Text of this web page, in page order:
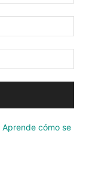
Aprende cómo se